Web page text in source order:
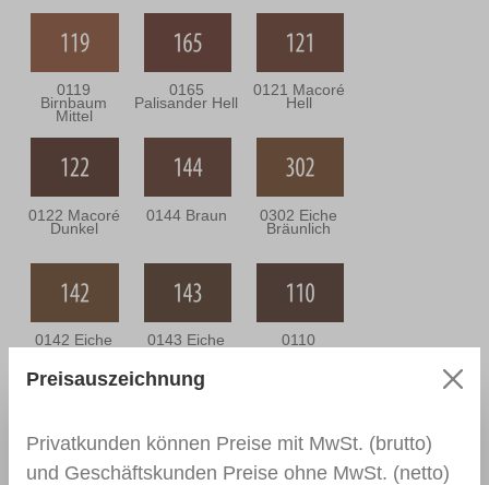
0119
Birnbaum
Mittel
0165
Palisander Hell
0121 Macoré
Hell
0122 Macoré
Dunkel
0144 Braun 0302 Eiche
Bräunlich
0142 Eiche
Mittel
0143 Eiche
Dunkel
0110
Nussbaum
0111
Nussbaum
0166 Wenge 0164
Nussbaum
Preisauszeichnung
Privatkunden können Preise mit MwSt. (brutto)
und Geschäftskunden Preise ohne MwSt. (netto)